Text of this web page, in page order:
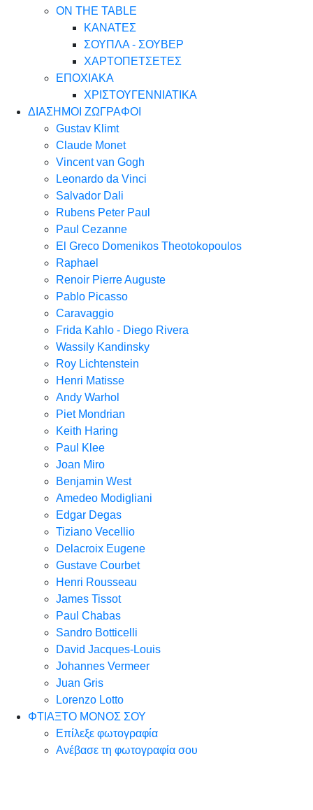
ON THE TABLE
ΚΑΝΑΤΕΣ
ΣΟΥΠΛΑ - ΣΟΥΒΕΡ
ΧΑΡΤΟΠΕΤΣΕΤΕΣ
ΕΠΟΧΙΑΚΑ
ΧΡΙΣΤΟΥΓΕΝΝΙΑΤΙΚΑ
ΔΙΑΣΗΜΟΙ ΖΩΓΡΑΦΟΙ
Gustav Klimt
Claude Monet
Vincent van Gogh
Leonardo da Vinci
Salvador Dali
Rubens Peter Paul
Paul Cezanne
El Greco Domenikos Theotokopoulos
Raphael
Renoir Pierre Auguste
Pablo Picasso
Caravaggio
Frida Kahlo - Diego Rivera
Wassily Kandinsky
Roy Lichtenstein
Henri Matisse
Andy Warhol
Piet Mondrian
Keith Haring
Paul Klee
Joan Miro
Benjamin West
Amedeo Modigliani
Edgar Degas
Tiziano Vecellio
Delacroix Eugene
Gustave Courbet
Henri Rousseau
James Tissot
Paul Chabas
Sandro Botticelli
David Jacques-Louis
Johannes Vermeer
Juan Gris
Lorenzo Lotto
ΦΤΙΑΞΤΟ ΜΟΝΟΣ ΣΟΥ
Επίλεξε φωτογραφία
Ανέβασε τη φωτογραφία σου